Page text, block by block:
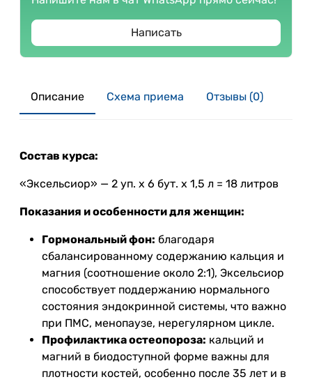
Написать
Описание Схема приема Отзывы (0)
Состав курса:
«Эксельсиор» — 2 уп. х 6 бут. х 1,5 л = 18 литров
Показания и особенности для женщин:
Гормональный фон: благодаря
сбалансированному содержанию кальция и
магния (соотношение около 2:1), Эксельсиор
способствует поддержанию нормального
состояния эндокринной системы, что важно
при ПМС, менопаузе, нерегулярном цикле.
Профилактика остеопороза: кальций и
магний в биодоступной форме важны для
плотности костей, особенно после 35 лет и в